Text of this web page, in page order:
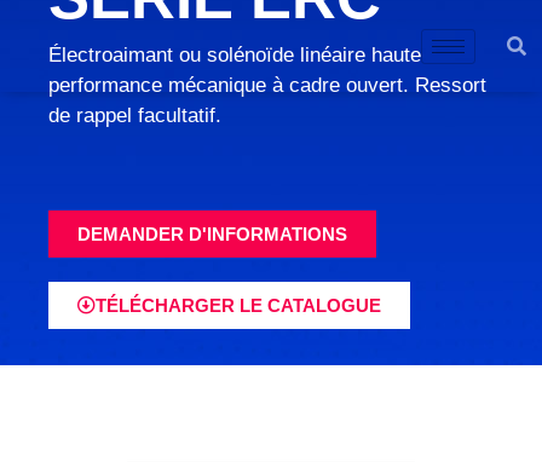
Électroaimant ou solénoïde linéaire haute
performance mécanique à cadre ouvert. Ressort
de rappel facultatif.
DEMANDER D'INFORMATIONS
TÉLÉCHARGER LE CATALOGUE